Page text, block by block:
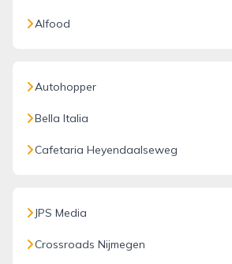
Alfood
Autohopper
Bella Italia
Cafetaria Heyendaalseweg
JPS Media
Crossroads Nijmegen